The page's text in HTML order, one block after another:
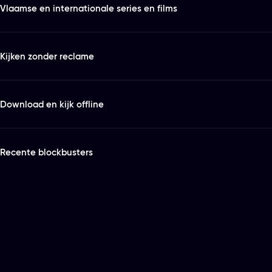
Vlaamse en internationale series en films
Kijken zonder reclame
Download en kijk offline
Recente blockbusters